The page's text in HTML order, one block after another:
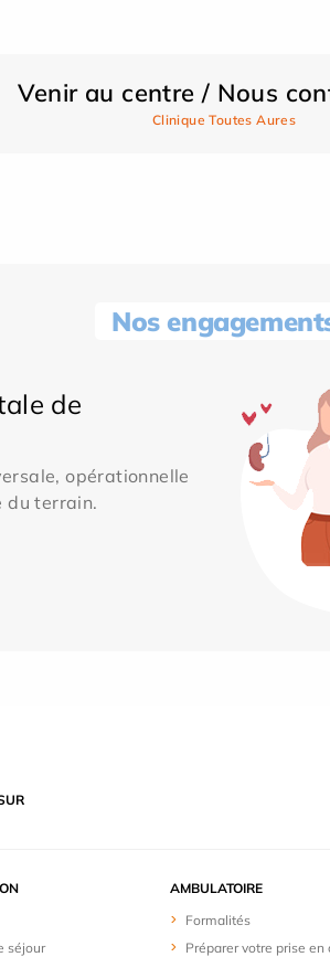
Venir au centre / Nous
Clinique Toutes Aures
Nos
de
opérationnelle
du terrain.
séjour
AMBULATOIRE
Formalités
Préparer votre prise en